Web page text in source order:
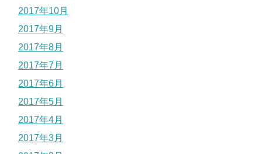
2017年10月
2017年9月
2017年8月
2017年7月
2017年6月
2017年5月
2017年4月
2017年3月